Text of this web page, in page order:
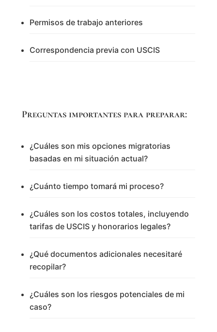
Permisos de trabajo anteriores
Correspondencia previa con USCIS
Preguntas importantes para preparar:
¿Cuáles son mis opciones migratorias
basadas en mi situación actual?
¿Cuánto tiempo tomará mi proceso?
¿Cuáles son los costos totales, incluyendo
tarifas de USCIS y honorarios legales?
¿Qué documentos adicionales necesitaré
recopilar?
¿Cuáles son los riesgos potenciales de mi
caso?